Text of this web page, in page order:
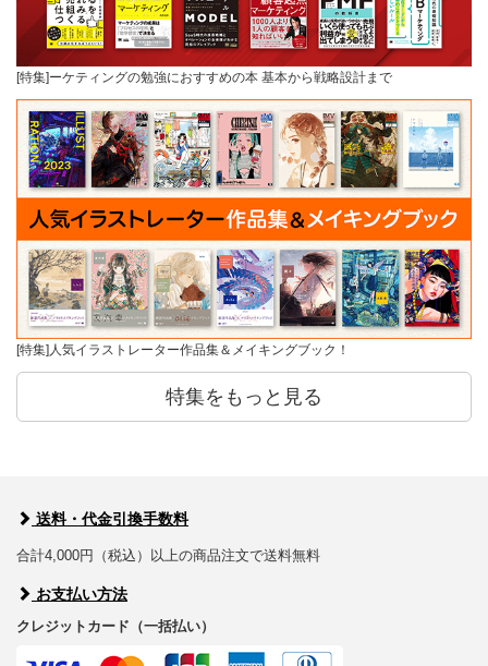
[特集]ーケティングの勉強におすすめの本 基本から戦略設計まで
[特集]人気イラストレーター作品集＆メイキングブック！
特集をもっと見る
送料・代金引換手数料
合計4,000円（税込）以上の商品注文で送料無料
お支払い方法
クレジットカード（一括払い）